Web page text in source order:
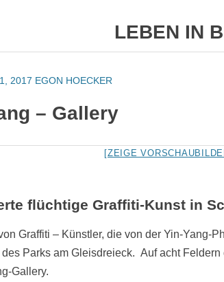
LEBEN IN
HOMEPAGE
2017 EGON HOECKER
– Gallery
[ZEIGE
flüchtige Graffiti-Kunst in
Graffiti – Künstler, die von der Yin-Yang-
Parks am Gleisdreieck. Auf acht
Gallery.